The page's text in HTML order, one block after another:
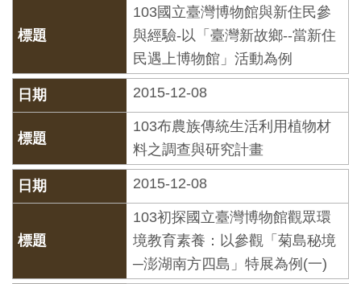
府
公
開
訊
隱
私
權
103國立臺灣博物館與新住民參
與經驗-以「臺灣新故鄉--當新住
民遇上博物館」活動為例
2015-12-08
103布農族傳統生活利用植物材
料之調查與研究計畫
2015-12-08
103初探國立臺灣博物館觀眾環
境教育素養：以參觀「菊島秘境
─澎湖南方四島」特展為例(一)